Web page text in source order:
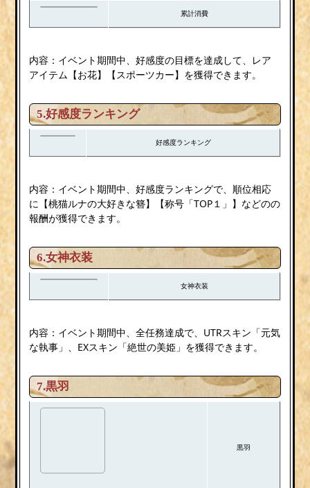
累計消費
内容：イベント期間中、好感度の目標を達成して、レア
アイテム【お花】【スポーツカー】を獲得できます。
5.好感度ランキング
好感度ランキング
内容：イベント期間中、好感度ランキングで、順位相応
に【桃猫ルナの大好きな簪】【称号「TOP１」】などのの
報酬が獲得できます。
6.女神衣装
女神衣装
内容：イベント期間中、全任務達成で、UTRスキン「元気
な執事」、EXスキン「絶世の美姫」を獲得できます。
7.黒羽
黒羽